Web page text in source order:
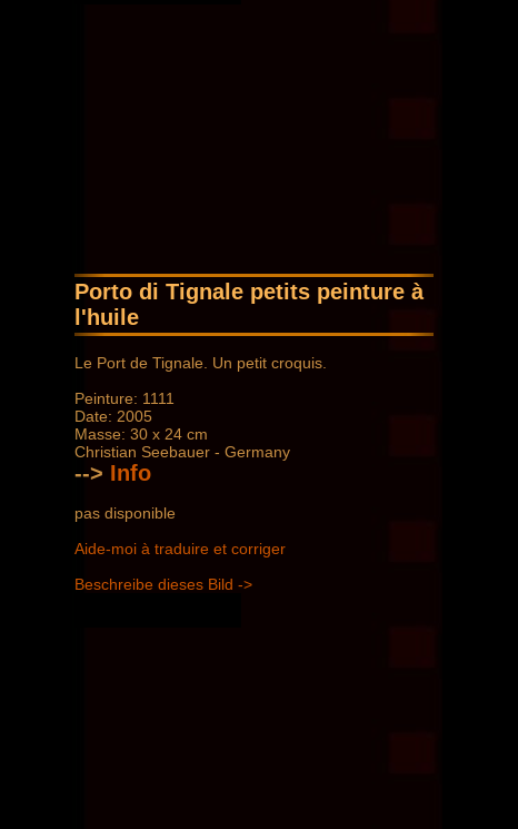
Porto di Tignale petits peinture à
l'huile
Le Port de Tignale. Un petit croquis.
Peinture: 1111
Date: 2005
Masse: 30 x 24 cm
Christian Seebauer - Germany
--> Info
pas disponible
Aide-moi à traduire et corriger
Beschreibe dieses Bild ->